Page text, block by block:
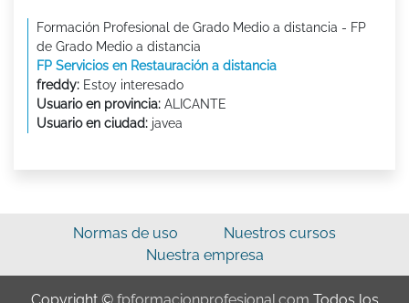
Formación Profesional de Grado Medio a distancia - FP
de Grado Medio a distancia
FP Servicios en Restauración a distancia
freddy: Estoy interesado
Usuario en provincia: ALICANTE
Usuario en ciudad: javea
Normas de uso
Nuestros cursos
Nuestra empresa
Copyright © fpformacionprofesional.com Todos los